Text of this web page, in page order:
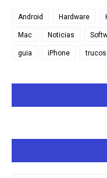
Android Hardware
Mac Noticias
guia iPhone trucos